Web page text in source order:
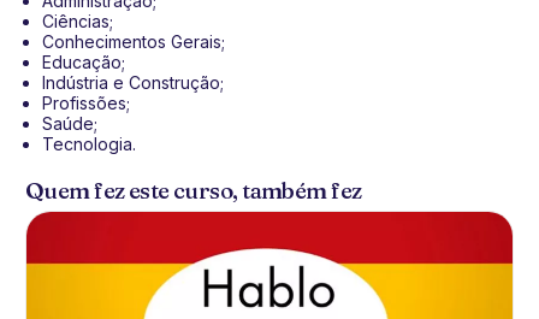
Ciências;
Conhecimentos Gerais;
Educação;
Indústria e Construção;
Profissões;
Saúde;
Tecnologia.
Quem fez este curso, também fez